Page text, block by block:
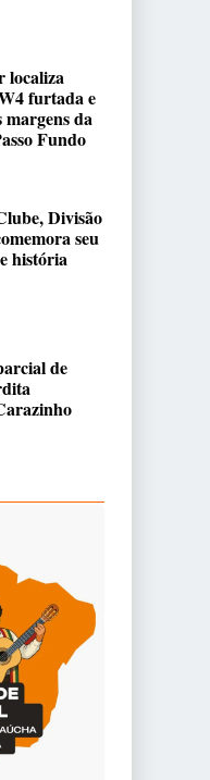
localiza
furtada e
margens da
Fundo
Divisão
seu
história
de